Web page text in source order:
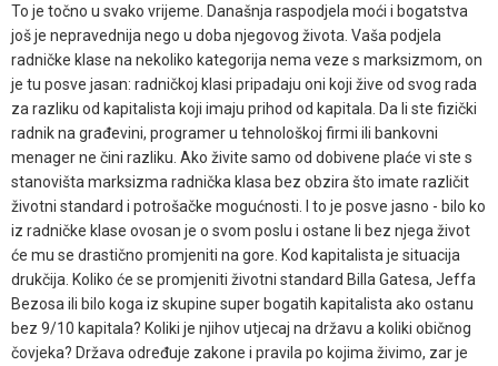
To je točno u svako vrijeme. Današnja raspodjela moći i bogatstva
još je nepravednija nego u doba njegovog života. Vaša podjela
radničke klase na nekoliko kategorija nema veze s marksizmom, on
je tu posve jasan: radničkoj klasi pripadaju oni koji žive od svog rada
za razliku od kapitalista koji imaju prihod od kapitala. Da li ste fizički
radnik na građevini, programer u tehnološkoj firmi ili bankovni
menager ne čini razliku. Ako živite samo od dobivene plaće vi ste s
stanovišta marksizma radnička klasa bez obzira što imate različit
životni standard i potrošačke mogućnosti. I to je posve jasno - bilo ko
iz radničke klase ovosan je o svom poslu i ostane li bez njega život
će mu se drastično promjeniti na gore. Kod kapitalista je situacija
drukčija. Koliko će se promjeniti životni standard Billa Gatesa, Jeffa
Bezosa ili bilo koga iz skupine super bogatih kapitalista ako ostanu
bez 9/10 kapitala? Koliki je njihov utjecaj na državu a koliki običnog
čovjeka? Država određuje zakone i pravila po kojima živimo, zar je